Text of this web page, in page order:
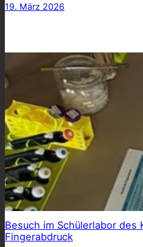
19. März 2026
Besuch im Schülerlabor des
Fingerabdruck